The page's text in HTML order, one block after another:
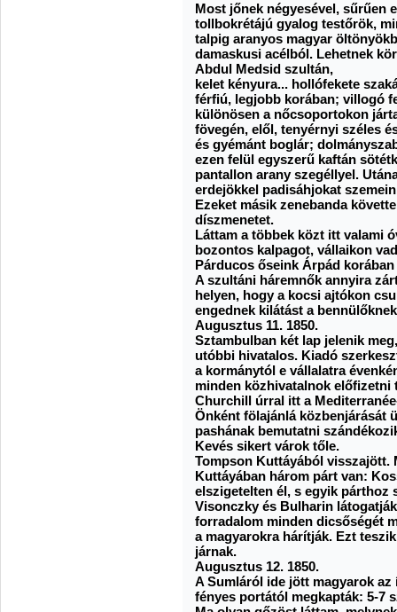
Most jőnek négyesével, sűrűen
tollbokrétájú gyalog testőrök,
talpig aranyos magyar
damaskusi acélból. Lehetnek
Abdul Medsid szultán,
kelet kényura... hollófekete
férfiú, legjobb korában; villogó
különösen a nőcsoportokon
fövegén, elől, tenyérnyi széles
és gyémánt boglár;
ezen felül egyszerű kaftán
pantallon arany szegéllyel.
erdejökkel padisáhjokat
Ezeket másik zenebanda
díszmenetet.
Láttam a többek közt itt valami
bozontos kalpagot, vállaikon
Párducos őseink Árpád
A szultáni háremnők annyira
helyen, hogy a kocsi ajtókon
engednek kilátást a
Augusztus 11. 1850.
Sztambulban két lap jelenik
utóbbi hivatalos. Kiadó
a kormánytól e vállalatra
minden közhivatalnok előfizetni
Churchill úrral itt a
Önként fölajánlá közbenjárását
pashának bemutatni
Kevés sikert várok tőle.
Tompson Kuttáyából visszajött.
Kuttáyában három párt van:
elszigetelten él, s egyik párthoz
Visonczky és Bulharin
forradalom minden dicsőségét
a magyarokra hárítják. Ezt
járnak.
Augusztus 12. 1850.
A Sumláról ide jött magyarok
fényes portától megkapták: 5-7